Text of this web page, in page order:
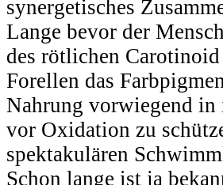
synergetisches
Lange bevor der
des rötlichen
Forellen das
Nahrung vorwiegend
vor Oxidation zu
spektakulären
Schon lange ist ja